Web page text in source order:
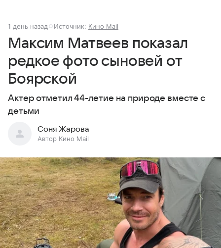
1 день назад Источник: Кино Mail
Максим Матвеев показал
редкое фото сыновей от
Боярской
Актер отметил 44-летие на природе вместе с
детьми
Соня Жарова
Автор Кино Mail